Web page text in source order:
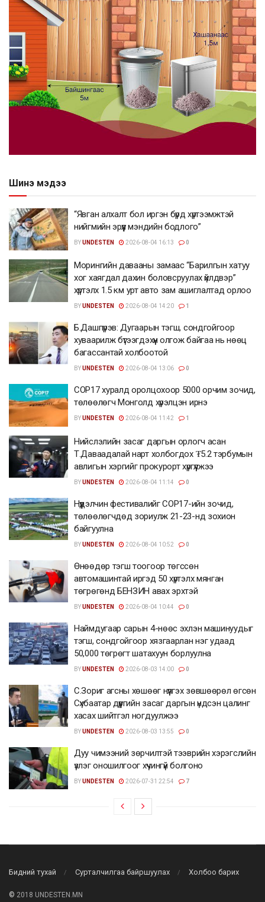
Шинэ мэдээ
“Явган алхалт бол иргэн бүрд хүртээмжтэй
нийгмийн эрүүл мэндийн бодлого”
BYUNDESTEN 2026-08-04 16:13 0
Морингийн давааны замаас “Барилгын хатуу
хог хаягдал дахин боловсруулах үйлдвэр”
хүртэлх 1.5 км урт авто зам ашиглалтад орлоо
BYUNDESTEN 2026-08-04 14:20 1
Б.Дашпүрэв: Дугаарын тэгш, сондгойгоор
хуваарилж бүтээгдэхүүн олгож байгаа нь нөөц
багассантай холбоотой
BYUNDESTEN 2026-08-04 13:06 0
СОР17 хуралд оролцохоор 5000 орчим зочид,
төлөөлөгч Монголд хүрэлцэн ирнэ
BYUNDESTEN 2026-08-04 11:42 1
Нийслэлийн засаг даргын орлогч асан
Т.Даваадалай нарт холбогдох ₮5.2 тэрбумын
авлигын хэргийг прокурорт хүргүүлжээ
BYUNDESTEN 2026-08-04 11:14 0
Нүүдэлчин фестивалийг COP17-ийн зочид,
төлөөлөгчдөд зориулж 21-23-нд зохион
байгуулна
BYUNDESTEN 2026-08-04 10:52 0
Өнөөдөр тэгш тоогоор төгссөн
автомашинтай иргэд 50 хүртэлх мянган
төгрөгөнд БЕНЗИН авах эрхтэй
BYUNDESTEN 2026-08-04 10:44 0
Наймдугаар сарын 4-нөөс эхлэн машинуудыг
тэгш, сондгойгоор хязгаарлан нэг удаад
50,000 төгрөгт шатахуун борлуулна
BYUNDESTEN 2026-08-03 14:00 0
С.Зориг агсны хөшөөг нүүлгэх зөвшөөрөл өгсөн
Сүхбаатар дүүргийн засаг даргын үндсэн цалинг
хасах шийтгэл ногдуулжээ
BYUNDESTEN 2026-08-03 13:55 0
Дуу чимээний зөрчилтэй тээврийн хэрэгслийн
үзлэг оношилгоог хүчингүй болгоно
BYUNDESTEN 2026-07-31 22:54 7
Бидний тухай Сурталчилгаа байршуулах Холбоо барих
© 2018 UNDESTEN.MN